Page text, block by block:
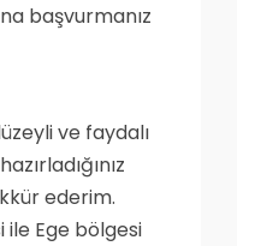
başvurmanız
ve faydalı
ederim.
ile Ege bölgesi